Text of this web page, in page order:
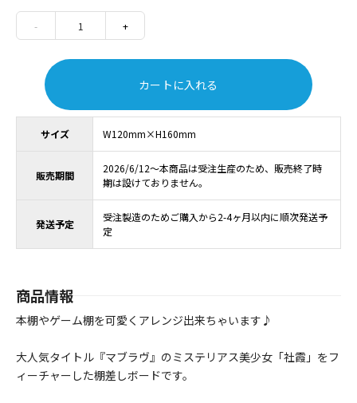
サイズ W120mm×H160mm
販売期間
2026/6/12～本商品は受注生産のため、販売終了時
期は設けておりません。
発送予定
受注製造のためご購入から2-4ヶ月以内に順次発送予
定
- 1 +
カートに入れる
商品情報
本棚やゲーム棚を可愛くアレンジ出来ちゃいます♪
大人気タイトル『マブラヴ』のミステリアス美少女「社霞」をフ
ィーチャーした棚差しボードです。